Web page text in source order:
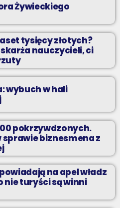
Żywieckiego
tysięcy złotych?
nauczycieli, ci
wybuch w hali
pokrzywdzonych.
sprawie biznesmena z
na apel władz
nie turyści są winni